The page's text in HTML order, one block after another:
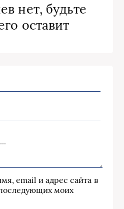
нет, будьте
оставит
email и адрес сайта в
моих